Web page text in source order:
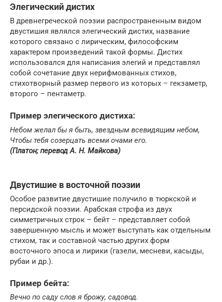
Элегический дистих
В древнегреческой поэзии распространенным видом
двустишия являлся элегический дистих, название
которого связано с лирическим, философским
характером произведений такой формы. Дистих
использовался для написания элегий и представлял
собой сочетание двух нерифмованных стихов,
стихотворный размер первого из которых – гекзаметр,
второго – пентаметр.
Пример элегического дистиха:
Небом желал бы я быть, звездным всевидящим небом,
Чтобы тебя созерцать всеми очами его.
(Платон; перевод А. Н. Майкова)
Двустишие в восточной поэзии
Особое развитие двустишие получило в тюркской и
персидской поэзии. Арабская строфа из двух
симметричных строк – бейт – представляет собой
завершенную мысль и может выступать как отдельным
стихом, так и составной частью других форм
восточного эпоса и лирики (газели, месневи, касыды,
рубаи и др.).
Пример бейта:
Вечно по саду слов я брожу, садовод.